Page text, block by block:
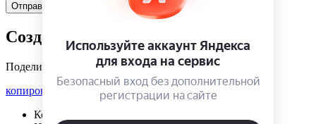
Отправить
Создать карту клиента
Поделиться
копировать ссылку
Корзина | {{ cart.items.value.length }}